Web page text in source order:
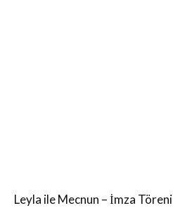
Leyla ile Mecnun – İmza Töreni